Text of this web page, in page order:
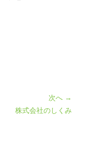
次へ →
株式会社のしくみ